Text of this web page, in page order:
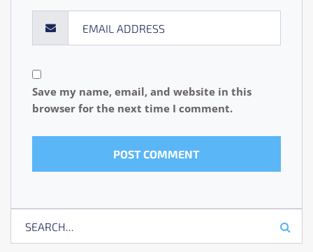
Save my name, email, and website in this
browser for the next time I comment.